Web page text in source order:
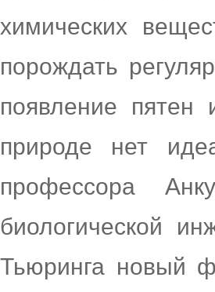
химических
порождать
появление
природе нет
профессора
биологической
Тьюринга новый